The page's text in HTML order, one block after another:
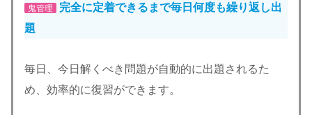
鬼管理
完全に定着できるまで毎日何度も繰り返し出
題
毎日、今日解くべき問題が自動的に出題されるた
め、効率的に復習ができます。